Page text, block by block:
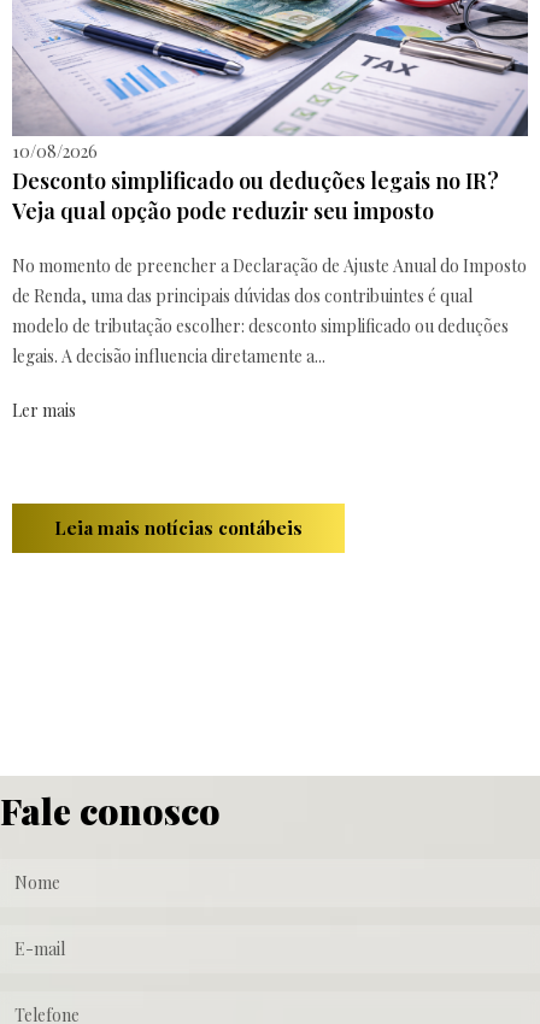
10/08/2026
Desconto simplificado ou deduções legais no IR?
Veja qual opção pode reduzir seu imposto
No momento de preencher a Declaração de Ajuste Anual do Imposto
de Renda, uma das principais dúvidas dos contribuintes é qual
modelo de tributação escolher: desconto simplificado ou deduções
legais. A decisão influencia diretamente a...
Ler mais
Leia mais notícias contábeis
Fale conosco